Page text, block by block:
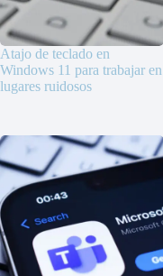
Atajo de teclado en
Windows 11 para trabajar en
lugares ruidosos